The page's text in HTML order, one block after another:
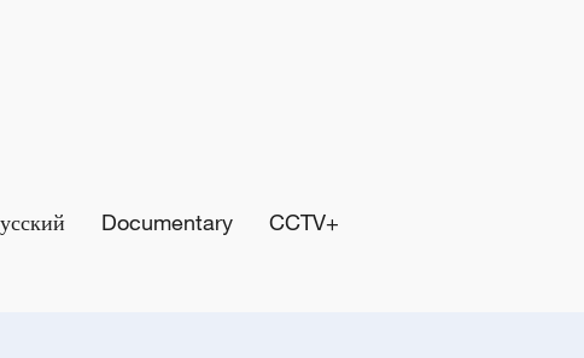
Documentary CCTV+